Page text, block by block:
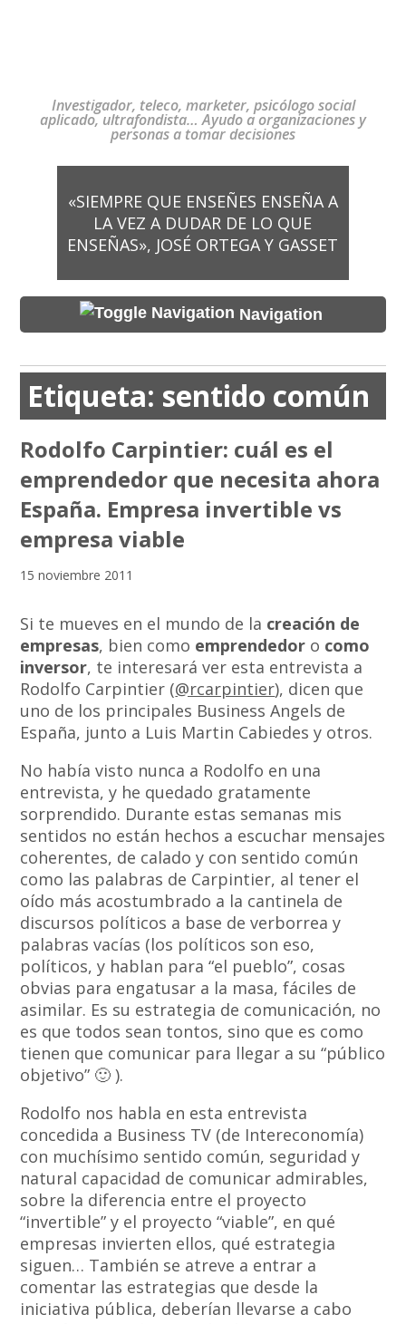
Investigador, teleco, marketer, psicólogo social
aplicado, ultrafondista… Ayudo a organizaciones y
personas a tomar decisiones
«SIEMPRE QUE ENSEÑES ENSEÑA A
LA VEZ A DUDAR DE LO QUE
ENSEÑAS», JOSÉ ORTEGA Y GASSET
Navigation
Etiqueta: sentido común
Rodolfo Carpintier: cuál es el
emprendedor que necesita ahora
España. Empresa invertible vs
empresa viable
15 noviembre 2011
Si te mueves en el mundo de la creación de
empresas, bien como emprendedor o como
inversor, te interesará ver esta entrevista a
Rodolfo Carpintier (@rcarpintier), dicen que
uno de los principales Business Angels de
España, junto a Luis Martin Cabiedes y otros.
No había visto nunca a Rodolfo en una
entrevista, y he quedado gratamente
sorprendido. Durante estas semanas mis
sentidos no están hechos a escuchar mensajes
coherentes, de calado y con sentido común
como las palabras de Carpintier, al tener el
oído más acostumbrado a la cantinela de
discursos políticos a base de verborrea y
palabras vacías (los políticos son eso,
políticos, y hablan para “el pueblo”, cosas
obvias para engatusar a la masa, fáciles de
asimilar. Es su estrategia de comunicación, no
es que todos sean tontos, sino que es como
tienen que comunicar para llegar a su “público
objetivo” 🙂 ).
Rodolfo nos habla en esta entrevista
concedida a Business TV (de Intereconomía)
con muchísimo sentido común, seguridad y
natural capacidad de comunicar admirables,
sobre la diferencia entre el proyecto
“invertible” y el proyecto “viable”, en qué
empresas invierten ellos, qué estrategia
siguen… También se atreve a entrar a
comentar las estrategias que desde la
iniciativa pública, deberían llevarse a cabo